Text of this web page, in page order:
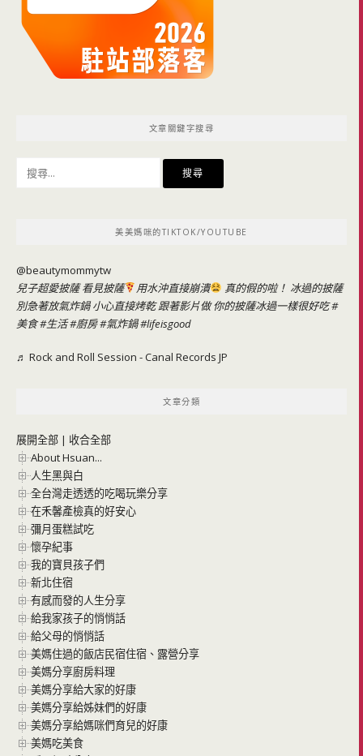
文章關鍵字搜尋
美美媽咪的TIKTOK/YOUTUBE
@beautymommytw
兒子超愛披薩 看見披薩
用水沖直接崩潰
真的假的啦！ 冰過的披薩
別急著放氣炸鍋 小心直接烤乾 跟著影片做 你的披薩冰過一樣很好吃#
美食#生活#廚房#氣炸鍋#lifeisgood
♬ Rock and Roll Session - Canal Records JP
文章分類
展開全部 | 收合全部
About Hsuan...
人生黑與白
全台灣走透透的吃喝玩樂分享
在禾馨產檢真的好安心
彌月蛋糕試吃
懷孕紀事
我的寶貝孩子們
新北住宿
有感而發的人生分享
給我家孩子的悄悄話
給父母的悄悄話
美媽住過的飯店民宿住宿、露營分享
美媽分享廚房料理
美媽分享給大家的好康
美媽分享給姊妹們的好康
美媽分享給媽咪們育兒的好康
美媽吃美食